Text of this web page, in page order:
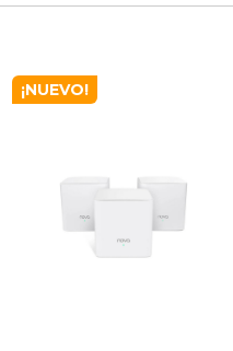
¡NUEVO!